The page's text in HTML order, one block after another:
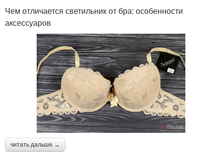
Чем отличается светильник от бра: особенности
аксессуаров
читать дальше →